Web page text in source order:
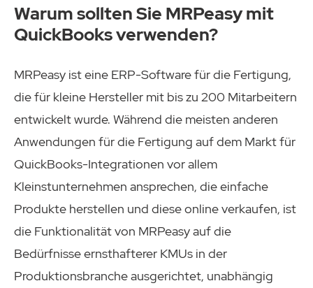
Warum sollten Sie MRPeasy mit
QuickBooks verwenden?
MRPeasy ist eine ERP-Software für die Fertigung,
die für kleine Hersteller mit bis zu 200 Mitarbeitern
entwickelt wurde. Während die meisten anderen
Anwendungen für die Fertigung auf dem Markt für
QuickBooks-Integrationen vor allem
Kleinstunternehmen ansprechen, die einfache
Produkte herstellen und diese online verkaufen, ist
die Funktionalität von MRPeasy auf die
Bedürfnisse ernsthafterer KMUs in der
Produktionsbranche ausgerichtet, unabhängig